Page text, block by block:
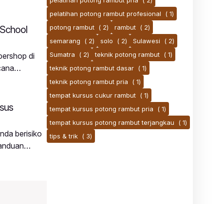
di
berisiko
pelatihan potong rambut profesional
( 1)
potong rambut ( 2) rambut ( 2)
semarang
( 2) solo ( 2) Sulawesi
( 2)
Sumatra
( 2) teknik potong rambut ( 1)
teknik potong rambut dasar ( 1)
teknik potong rambut pria
( 1)
tempat kursus cukur rambut ( 1)
tempat kursus potong rambut pria
( 1)
tempat kursus potong rambut terjangkau
( 1)
tips & trik ( 3)